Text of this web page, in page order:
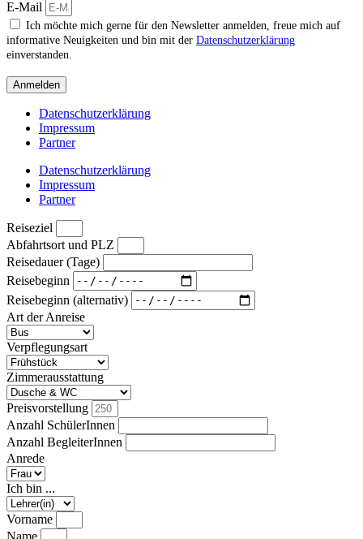
E-Mail
Ich möchte mich gerne für den Newsletter anmelden, freue mich auf
informative Neuigkeiten und bin mit der Datenschutzerklärung
einverstanden.
Anmelden
Datenschutzerklärung
Impressum
Partner
Datenschutzerklärung
Impressum
Partner
Reiseziel
Abfahrtsort und PLZ
Reisedauer (Tage)
Reisebeginn
Reisebeginn (alternativ)
Art der Anreise
Verpflegungsart
Zimmerausstattung
Preisvorstellung
Anzahl SchülerInnen
Anzahl BegleiterInnen
Anrede
Ich bin ...
Vorname
Name